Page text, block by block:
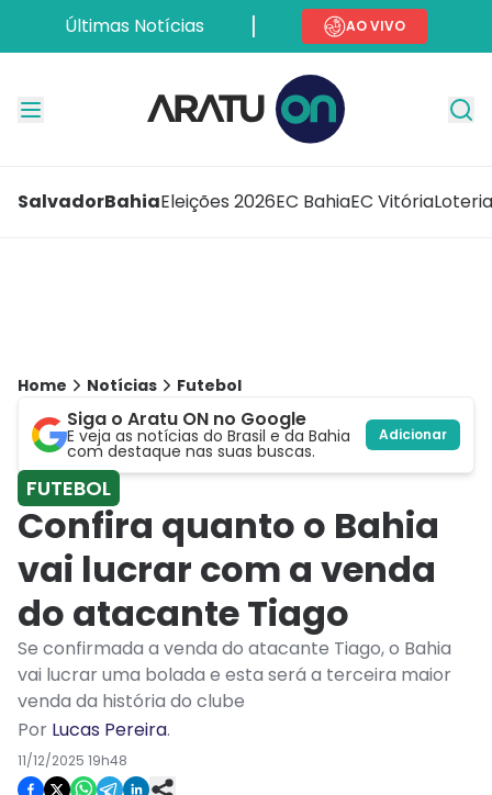
Últimas Notícias AO VIVO
SalvadorBahiaEleições 2026EC BahiaEC Vitória
Home Notícias Futebol
Siga o Aratu ON no Google
E veja as notícias do Brasil e da Bahia
com destaque nas suas buscas.
Adicionar
FUTEBOL
Confira quanto o Bahia
vai lucrar com a venda
do atacante Tiago
Se confirmada a venda do atacante Tiago, o Bahia
vai lucrar uma bolada e esta será a terceira maior
venda da história do clube
Por Lucas Pereira.
11/12/2025 19h48